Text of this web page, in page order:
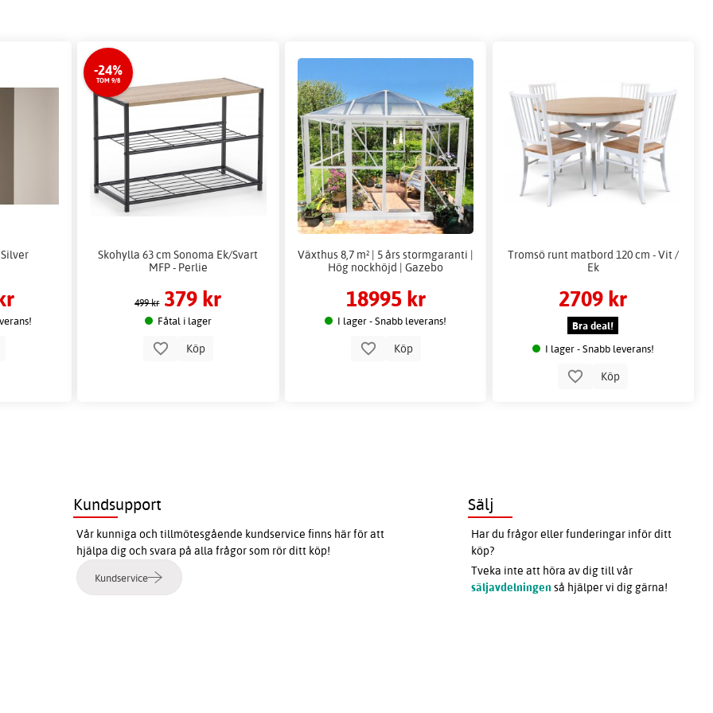
-24%
TOM 9/8
Skohylla 63 cm Sonoma Ek/Svart
MFP - Perlie
499 kr 379 kr
Fåtal i lager
Köp
Växthus 8,7 m² | 5 års stormgaranti |
Hög nockhöjd | Gazebo
18995 kr
I lager - Snabb leverans!
Köp
Tromsö runt matbord 120 cm - Vit /
Ek
2709 kr
Bra deal!
I lager - Snabb leverans!
Köp
Kundsupport
Vår kunniga och tillmötesgående kundservice finns här för att
hjälpa dig och svara på alla frågor som rör ditt köp!
Kundservice
Sälj
Har du frågor eller funderingar inför ditt
köp?
Tveka inte att höra av dig till vår
säljavdelningen så hjälper vi dig gärna!